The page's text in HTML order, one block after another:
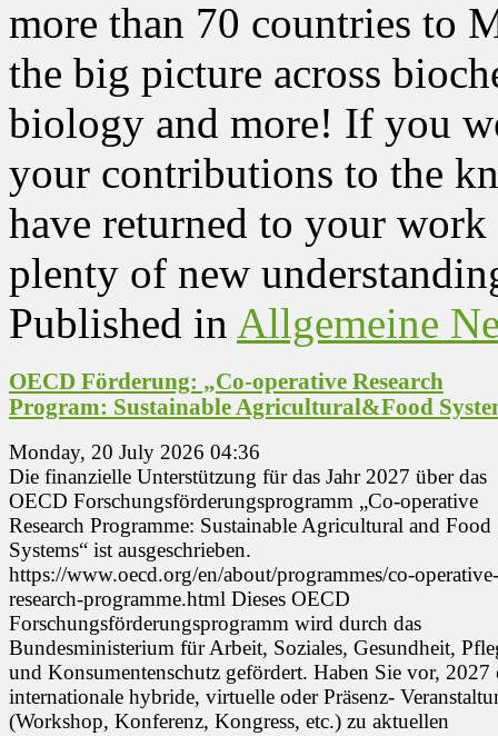
more than 70 countries to
the big picture across
biology and more! If you
your contributions to the
have returned to your
plenty of new
Published in Allgemeine
OECD Förderung: „Co-operative Research
Program: Sustainable Agricultural&Food
Monday, 20 July 2026 04:36
Die finanzielle Unterstützung für das Jahr 2027 über das
OECD Forschungsförderungsprogramm „Co-operative
Research Programme: Sustainable Agricultural and Food
Systems“ ist ausgeschrieben.
https://www.oecd.org/en/about/programmes/co-operative-
research-programme.html Dieses OECD
Forschungsförderungsprogramm wird durch das
Bundesministerium für Arbeit, Soziales, Gesundheit,
und Konsumentenschutz gefördert. Haben Sie vor, 2027
internationale hybride, virtuelle oder Präsenz-
(Workshop, Konferenz, Kongress, etc.) zu aktuellen